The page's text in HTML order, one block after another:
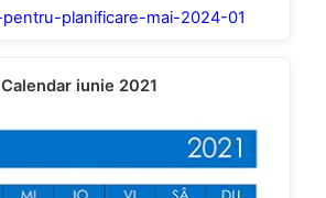
Calendar iunie 2021